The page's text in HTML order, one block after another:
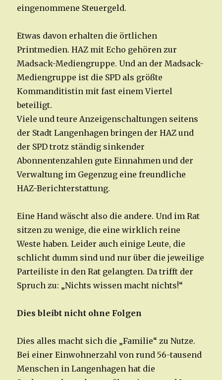
eingenommene Steuergeld.
Etwas davon erhalten die örtlichen
Printmedien. HAZ mit Echo gehören zur
Madsack-Mediengruppe. Und an der Madsack-
Mediengruppe ist die SPD als größte
Kommanditistin mit fast einem Viertel
beteiligt.
Viele und teure Anzeigenschaltungen seitens
der Stadt Langenhagen bringen der HAZ und
der SPD trotz ständig sinkender
Abonnentenzahlen gute Einnahmen und der
Verwaltung im Gegenzug eine freundliche
HAZ-Berichterstattung.
Eine Hand wäscht also die andere. Und im Rat
sitzen zu wenige, die eine wirklich reine
Weste haben. Leider auch einige Leute, die
schlicht dumm sind und nur über die jeweilige
Parteiliste in den Rat gelangten. Da trifft der
Spruch zu: „Nichts wissen macht nichts!“
Dies bleibt nicht ohne Folgen
Dies alles macht sich die „Familie“ zu Nutze.
Bei einer Einwohnerzahl von rund 56-tausend
Menschen in Langenhagen hat die